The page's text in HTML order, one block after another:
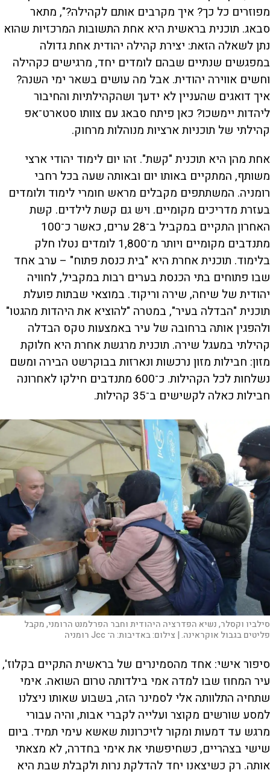
מפוזרים כל כך? איך מקרבים אותם לקהילה?", מתאר
סבאג. תוכנית בראשית היא אחת התשובות המרכזיות שהוא
נתן לשאלה הזאת: יצירת קהילה יהודית אחת גדולה
במפגשים שנתיים שבהם לומדים יחד, מרגישים כקהילה
וחשים אווירה יהודית. אבל מה עושים בשאר ימי השנה?
איך דואגים שהעניין לא ידעך ושהקהילתיות והחיבור
ליהדות יימשכו? כאן פיתח סבאג עם צוותו סטארט־אפ
קהילתי של תוכניות ארציות מנוהלות מרחוק.
אחת מהן היא תוכנית "קשת". זהו יום לימוד יהודי ארצי
משותף, המתקיים באותו יום ובאותה שעה בכל רחבי
רומניה. המשתתפים מקבלים מראש חומרי לימוד ולומדים
בעזרת מדריכים מקומיים. ויש גם קשת לילדים. קשת
האחרון התקיים במקביל ב־28 ערים, כאשר כ־100
מתנדבים מקומיים ויותר מ־1,800 לומדים נטלו חלק
בלימוד. תוכנית אחרת היא "בית כנסת פתוח" – ערב אחד
שבו פתוחים בתי הכנסת בערים רבות במקביל, לחוויה
יהודית של שיחה, שירה וריקוד. במוצאי שבתות פועלת
תוכנית "הבדלה בעיר", במטרה "להוציא את היהדות מהגטו"
ולהפגין אותה ברחובה של עיר באמצעות טקס הבדלה
קהילתי במעגל שירה. תוכנית מרגשת אחרת היא חלוקת
מזון: חבילות מזון נרכשות ונארזות בבוקרשט הבירה ומשם
נשלחות לכל הקהילות. כ־600 מתנדבים חילקו לאחרונה
חבילות כאלה לקשישים ב־35 קהילות.
סילביו וקסלר, נשיא הפדרציה היהודית וחבר הפרלמנט הרומני, מקבל
פליטים בגבול אוקראינה. | צילום:באדיבות: ה־ Jcc רומניה
סיפור אישי: אחד מהסמינרים של בראשית התקיים בקלוז',
עיר המחוז שבו למדה אמי בילדותה טרום השואה. אימי
שתחיה התלוותה אלי לסמינר הזה, בשבוע שאותו ניצלנו
למסע שורשים מקוצר ועלייה לקברי אבות, והיה עבורי
מרגש עד דמעות ומקור לזיכרונות שאשא עימי תמיד. ביום
שישי בצהריים, כשחיפשתי את אימי בחדרה, לא מצאתי
אותה. רק כשיצאנו יחד להדלקת נרות ולקבלת שבת היא